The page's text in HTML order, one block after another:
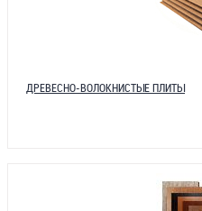
ДРЕВЕСНО-ВОЛОКНИСТЫЕ ПЛИТЫ